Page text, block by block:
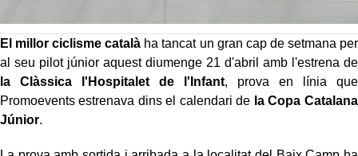
El millor ciclisme català ha tancat un gran cap de setmana per
al seu pilot júnior aquest diumenge 21 d'abril amb l'estrena de
la Clàssica l'Hospitalet de l'Infant, prova en línia que
Promoevents estrenava dins el calendari de la Copa Catalana
Júnior.